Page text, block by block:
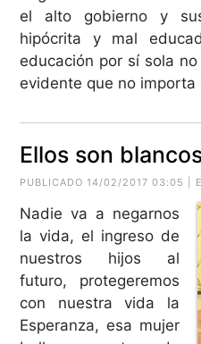
el alto gobierno y
hipócrita y mal
educación por sí sola
evidente que no importa
Ellos son
PUBLICADO 14/02/2017 03:05 |
Nadie va a negarnos
la vida, el ingreso de
nuestros hijos al
futuro, protegeremos
con nuestra vida la
Esperanza, esa mujer